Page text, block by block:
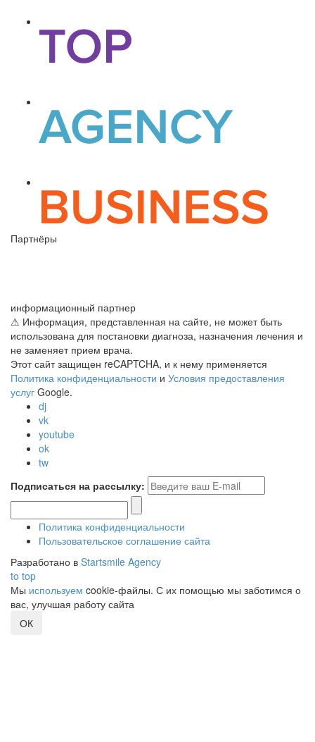
Партнёры
информационный партнер
⚠ Информация, представленная на сайте, не может быть
использована для постановки диагноза, назначения лечения и
не заменяет прием врача.
Этот сайт защищен reCAPTCHA, и к нему применяется
Политика конфиденциальности и Условия предоставления
услуг Google.
dj
vk
youtube
ok
tw
Подписаться на рассылку:
Политика конфиденциальности
Пользовательское соглашение сайта
Разработано в Startsmile Agency
to top
Мы используем cookie-файлы. С их помощью мы заботимся о
вас, улучшая работу сайта
ОК